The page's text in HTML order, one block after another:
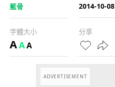
藍骨
2014-10-08
字體大小
AAA
分享
ADVERTISEMENT